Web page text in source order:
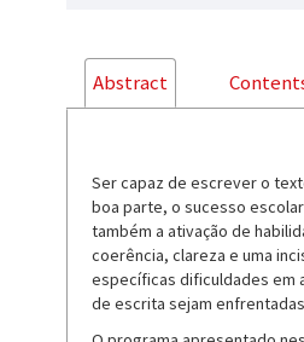
Abstract
Ser capaz de escrever o
boa parte, o sucesso
também a ativação de
coerência, clareza e uma
específicas dificuldades em
de escrita sejam